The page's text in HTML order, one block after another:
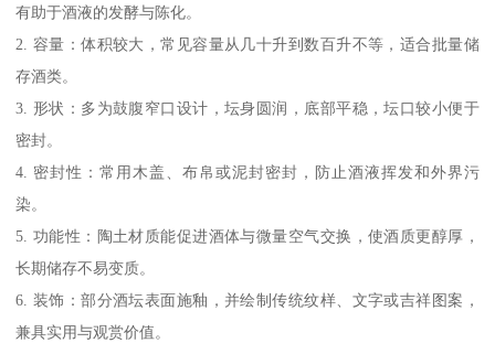
有助于酒液的发酵与陈化。
2. 容量：体积较大，常见容量从几十升到数百升不等，适合批量储
存酒类。
3. 形状：多为鼓腹窄口设计，坛身圆润，底部平稳，坛口较小便于
密封。
4. 密封性：常用木盖、布帛或泥封密封，防止酒液挥发和外界污
染。
5. 功能性：陶土材质能促进酒体与微量空气交换，使酒质更醇厚，
长期储存不易变质。
6. 装饰：部分酒坛表面施釉，并绘制传统纹样、文字或吉祥图案，
兼具实用与观赏价值。